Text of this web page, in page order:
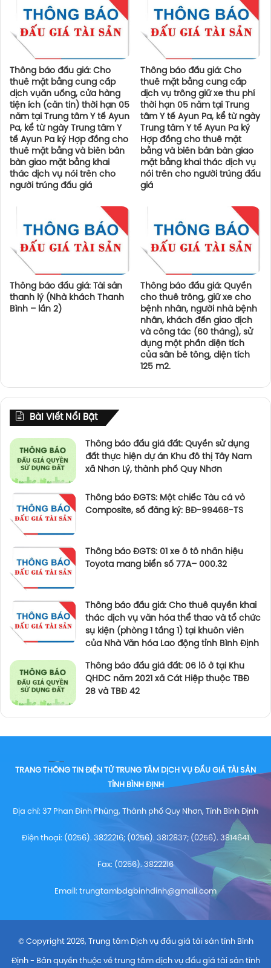
Thông báo đấu giá: Cho
thuê mặt bằng cung cấp
dịch vụăn uống, cửa hàng
tiện ích (căn tin) thời hạn 05
năm tại Trung tâm Y tế Ayun
Pa, kể từ ngày Trung tâm Y
tế Ayun Pa ký Hợp đồng cho
thuê mặt bằng và biên bản
bàn giao mặt bằng khai
thác dịch vụ nói trên cho
người trúng đấu giá
Thông báo đấu giá: Cho
thuê mặt bằng cung cấp
dịch vụ trông giữ xe thu phí
thời hạn 05 năm tại Trung
tâm Y tế Ayun Pa, kể từ ngày
Trung tâm Y tế Ayun Pa ký
Hợp đồng cho thuê mặt
bằng và biên bản bàn giao
mặt bằng khai thác dịch vụ
nói trên cho người trúng đấu
giá
Thông báo đấu giá: Tài sản
thanh lý (Nhà khách Thanh
Bình – lần 2)
Thông báo đấu giá: Quyền
cho thuê trông, giữ xe cho
bệnh nhân, người nhà bệnh
nhân, khách đến giao dịch
và công tác (60 tháng), sử
dụng một phần diện tích
của sân bê tông, diện tích
125 m2.
Bài Viết Nổi Bật
Thông báo đấu giá đất: Quyền sử dụng
đất thực hiện dự án Khu đô thị Tây Nam
xã Nhơn Lý, thành phố Quy Nhơn
Thông báo ĐGTS: Một chiếc Tàu cá vỏ
Composite, số đăng ký: BĐ-99468-TS
Thông báo ĐGTS: 01 xe ô tô nhãn hiệu
Toyota mang biển số 77A– 000.32
Thông báo đấu giá: Cho thuê quyền khai
thác dịch vụ văn hóa thể thao và tổ chức
sụ kiện (phòng 1 tầng 1) tại khuôn viên
của Nhà Văn hóa Lao động tỉnh Bình Định
Thông báo đấu giá đất: 06 lô ở tại Khu
QHDC năm 2021 xã Cát Hiệp thuộc TBĐ
28 và TBĐ 42
TRANG THÔNG TIN ĐIỆN TỬ TRUNG TÂM DỊCH VỤ ĐẤU GIÁ TÀI SẢN
TỈNH BÌNH ĐỊNH
Địa chỉ: 37 Phan Đình Phùng, Thành phố Quy Nhơn, Tỉnh Bình Định
Điện thoại: (0256). 3822216; (0256). 3812837; (0256). 3814641
Fax: (0256). 3822216
Email: trungtambdgbinhdinh@gmail.com
© Copyright 2026, Trung tâm Dịch vụ đấu giá tài sản tỉnh Bình
Định - Bản quyền thuộc về trung tâm dịch vụ đấu giá tài sản tỉnh